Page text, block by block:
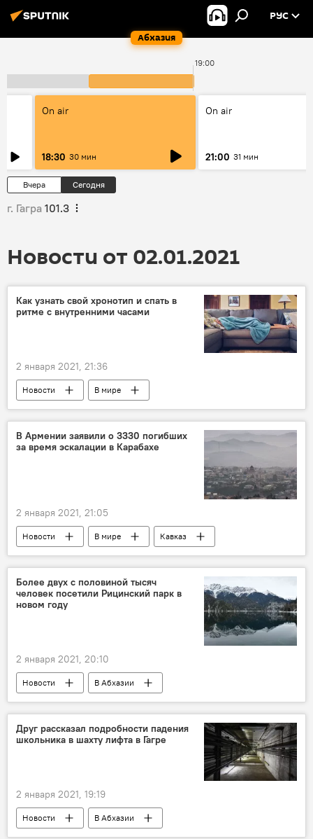
Абхазия
РУС
19:00
On air
18:30 30 мин
On air
21:00 31 мин
Вчера Сегодня
г. Гагра 101.3
Новости от 02.01.2021
Как узнать свой хронотип и спать в
ритме с внутренними часами
2 января 2021, 21:36
Новости В мире
В Армении заявили о 3330 погибших
за время эскалации в Карабахе
2 января 2021, 21:05
Новости В мире Кавказ
Более двух с половиной тысяч
человек посетили Рицинский парк в
новом году
2 января 2021, 20:10
Новости В Абхазии
Друг рассказал подробности падения
школьника в шахту лифта в Гагре
2 января 2021, 19:19
Новости В Абхазии